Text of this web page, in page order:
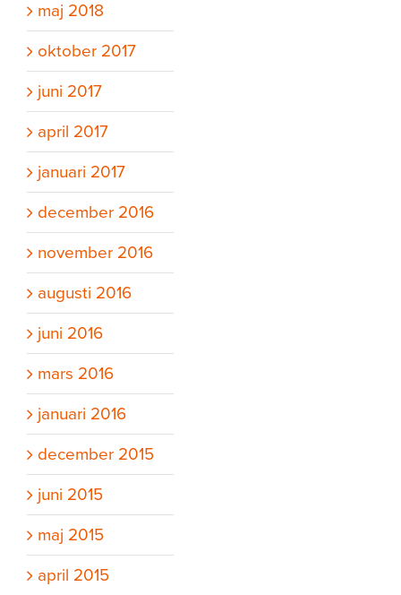
maj 2018
oktober 2017
juni 2017
april 2017
januari 2017
december 2016
november 2016
augusti 2016
juni 2016
mars 2016
januari 2016
december 2015
juni 2015
maj 2015
april 2015